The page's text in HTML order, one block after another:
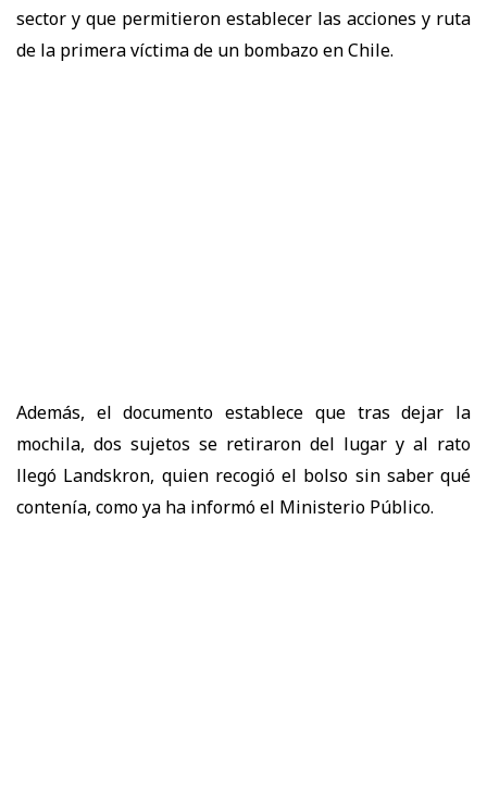
sector y que permitieron establecer las acciones y ruta
de la primera víctima de un bombazo en Chile.
Además, el documento establece que tras dejar la
mochila, dos sujetos se retiraron del lugar y al rato
llegó Landskron, quien recogió el bolso sin saber qué
contenía, como ya ha informó el Ministerio Público.